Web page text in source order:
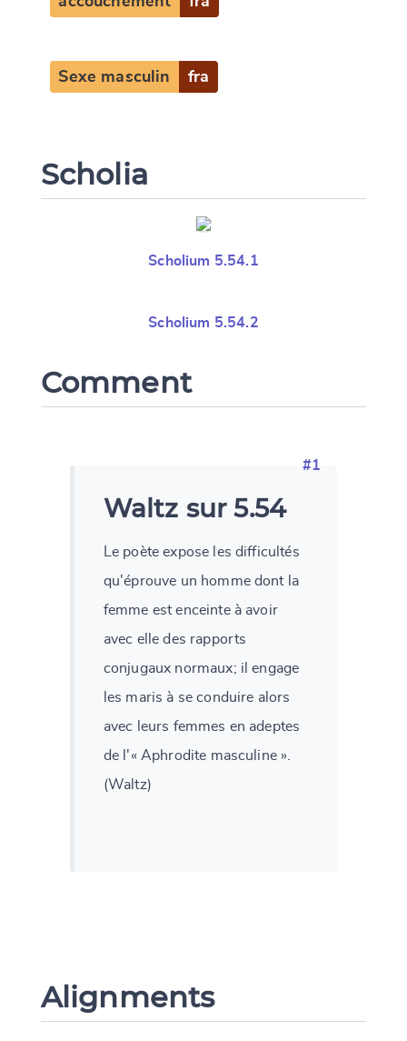
Sexe masculin fra
Scholia
Scholium 5.54.1
Scholium 5.54.2
Comment
#1
Waltz sur 5.54
Le poète expose les difficultés
qu'éprouve un homme dont la
femme est enceinte à avoir
avec elle des rapports
conjugaux normaux; il engage
les maris à se conduire alors
avec leurs femmes en adeptes
de l'« Aphrodite masculine ».
(Waltz)
Alignments
Change language